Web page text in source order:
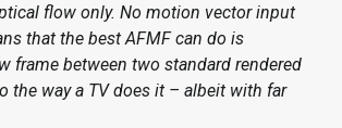
flow only. No motion vector input
that the best AFMF can do is
frame between two standard rendered
the way a TV does it – albeit with far